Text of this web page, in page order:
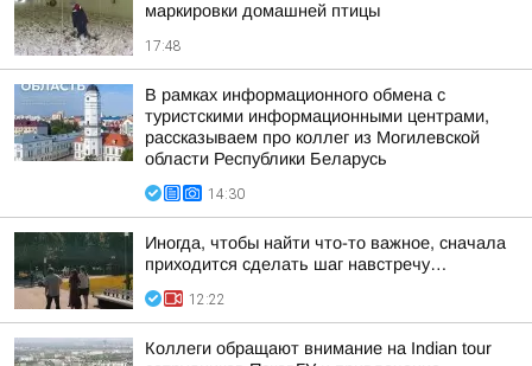
маркировки домашней птицы
17:48
В рамках информационного обмена с
туристскими информационными центрами,
рассказываем про коллег из Могилевской
области Республики Беларусь
14:30
Иногда, чтобы найти что-то важное, сначала
приходится сделать шаг навстречу…
12:22
Коллеги обращают внимание на Indian tour